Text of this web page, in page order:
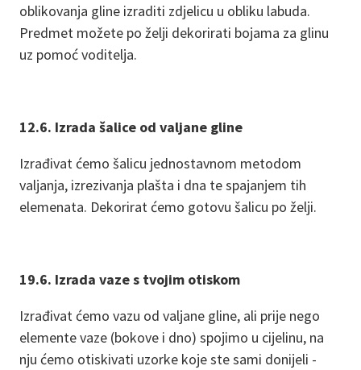
oblikovanja gline izraditi zdjelicu u obliku labuda.
Predmet možete po želji dekorirati bojama za glinu
uz pomoć voditelja.
12.6. Izrada šalice od valjane gline
Izrađivat ćemo šalicu jednostavnom metodom
valjanja, izrezivanja plašta i dna te spajanjem tih
elemenata. Dekorirat ćemo gotovu šalicu po želji.
19.6. Izrada vaze s tvojim otiskom
Izrađivat ćemo vazu od valjane gline, ali prije nego
elemente vaze (bokove i dno) spojimo u cijelinu, na
nju ćemo otiskivati uzorke koje ste sami donijeli -